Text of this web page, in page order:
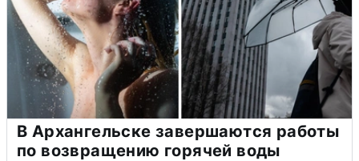
В Архангельске завершаются работы
по возвращению горячей воды